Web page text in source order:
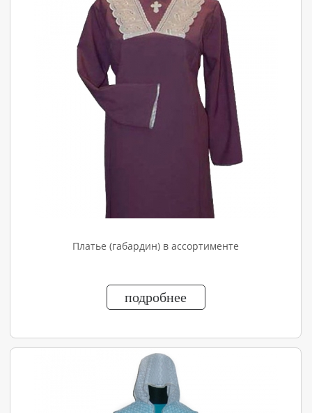
Платье (габардин) в ассортименте
подробнее